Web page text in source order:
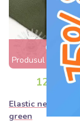
Cerere
Produsul sa
12,50 Lei
Elastic neted 4 cm
green